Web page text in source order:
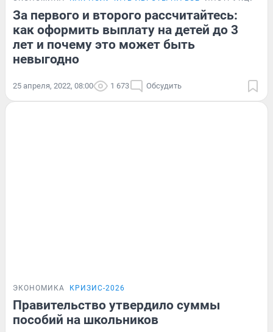
За первого и второго рассчитайтесь:
как оформить выплату на детей до 3
лет и почему это может быть
невыгодно
25 апреля, 2022, 08:00 1 673 Обсудить
ЭКОНОМИКА КРИЗИС-2026
Правительство утвердило суммы
пособий на школьников